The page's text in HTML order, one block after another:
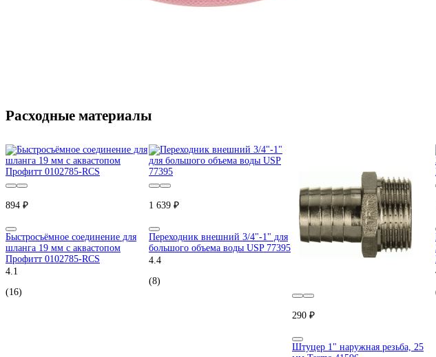
Расходные материалы
894 ₽
Быстросъёмное соединение для
шланга 19 мм с аквастопом
Профитт 0102785-RCS
4.1
(16)
1 639 ₽
Переходник внешний 3/4"-1" для
большого объема воды USP 77395
4.4
(8)
290 ₽
Штуцер 1" наружная резьба, 25